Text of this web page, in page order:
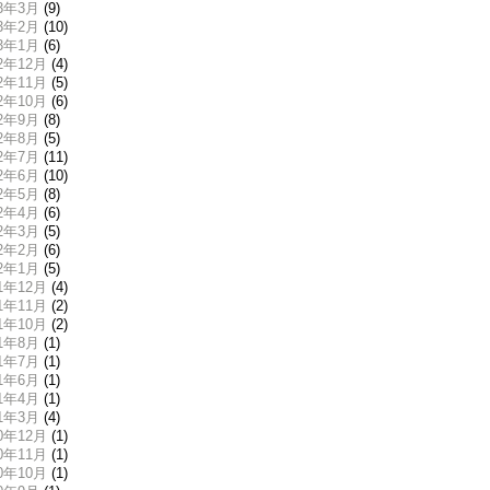
3月 (9)
2月 (10)
1月 (6)
12月 (4)
11月 (5)
10月 (6)
9月 (8)
8月 (5)
7月 (11)
6月 (10)
5月 (8)
4月 (6)
3月 (5)
2月 (6)
1月 (5)
12月 (4)
11月 (2)
10月 (2)
8月 (1)
7月 (1)
6月 (1)
4月 (1)
3月 (4)
12月 (1)
11月 (1)
10月 (1)